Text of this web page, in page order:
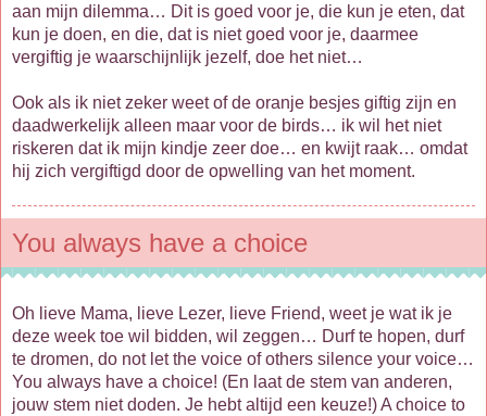
aan mijn dilemma… Dit is goed voor je, die kun je eten, dat
kun je doen, en die, dat is niet goed voor je, daarmee
vergiftig je waarschijnlijk jezelf, doe het niet…
Ook als ik niet zeker weet of de oranje besjes giftig zijn en
daadwerkelijk alleen maar voor de birds… ik wil het niet
riskeren dat ik mijn kindje zeer doe… en kwijt raak… omdat
hij zich vergiftigd door de opwelling van het moment.
You always have a choice
Oh lieve Mama, lieve Lezer, lieve Friend, weet je wat ik je
deze week toe wil bidden, wil zeggen… Durf te hopen, durf
te dromen, do not let the voice of others silence your voice…
You always have a choice! (En laat de stem van anderen,
jouw stem niet doden. Je hebt altijd een keuze!) A choice to